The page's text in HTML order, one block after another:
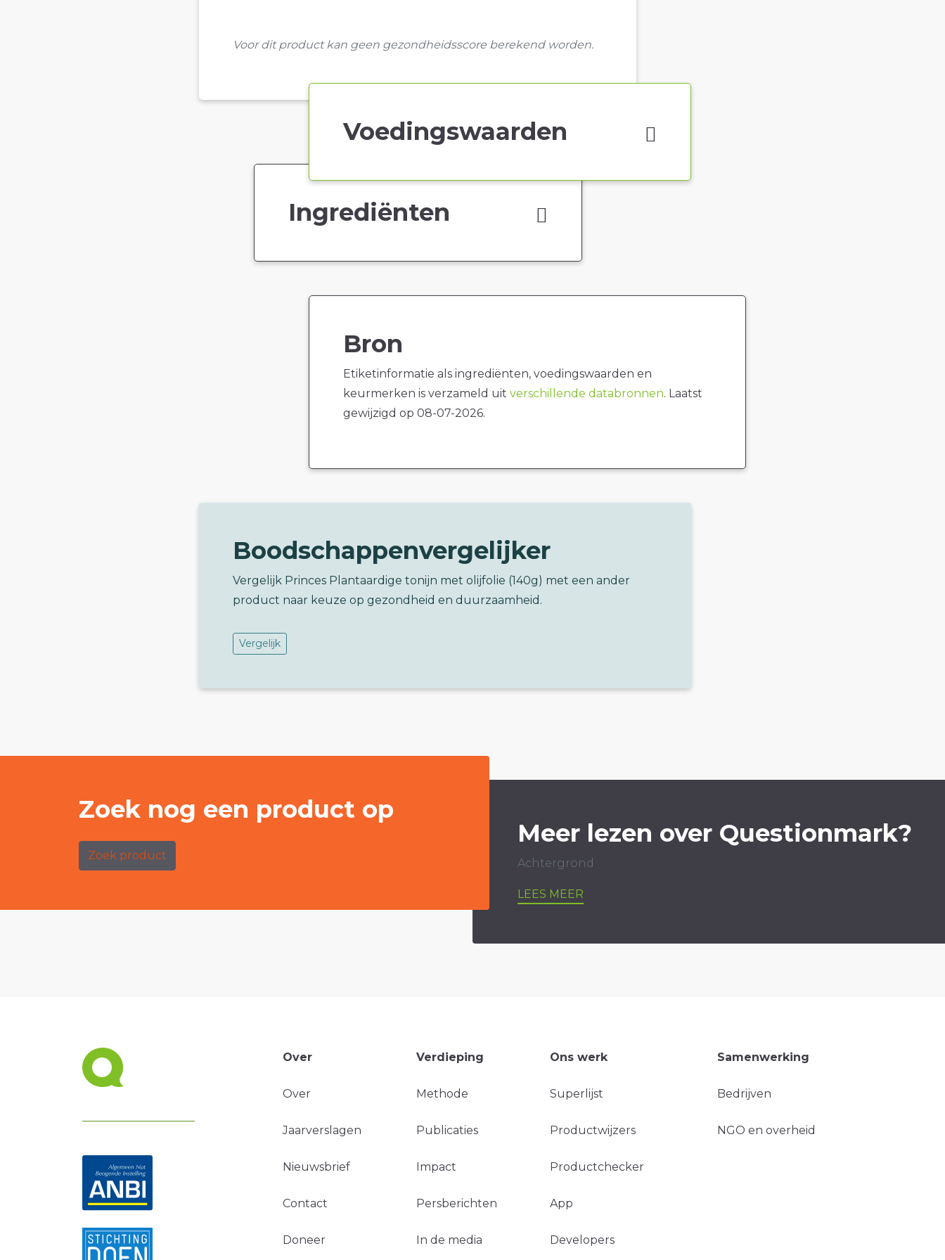
Voor dit product kan geen gezondheidsscore berekend worden.
Voedingswaarden
Ingrediënten
Bron
Etiketinformatie als ingrediënten, voedingswaarden en
keurmerken is verzameld uit verschillende databronnen. Laatst
gewijzigd op 08-07-2026.
Boodschappenvergelijker
Vergelijk Princes Plantaardige tonijn met olijfolie (140g) met een ander
product naar keuze op gezondheid en duurzaamheid.
Vergelijk
Zoek nog een product op
Zoek product
Meer lezen over Questionmark?
Achtergrond
LEES MEER
Over
Over
Jaarverslagen
Nieuwsbrief
Contact
Doneer
Verdieping
Methode
Publicaties
Impact
Persberichten
In de media
Ons werk
Superlijst
Productwijzers
Productchecker
App
Developers
Samenwerking
Bedrijven
NGO en overheid